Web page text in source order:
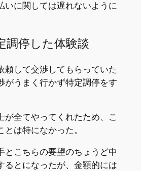
いに関しては遅れないように
調停した体験談
頼して交渉してもらっていた
がうまく行かず特定調停をす
が全てやってくれたため、こ
は特になかった。
とこちらの要望のちょうど中
るとになったが、金額的には